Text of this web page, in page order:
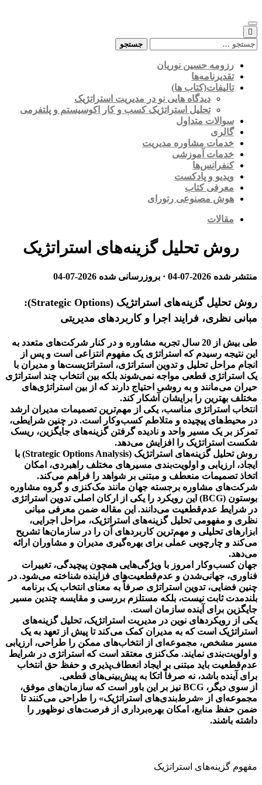
to
content
جستجو
رزومه حسین نوریان
تقدیرنامه‌ها
تالیفات(کتاب ها)
دیدگاه هایی نو در مدیریت استراتژیک
تحلیل استراتژیک کسب و کار اکوسیستم و پلتفرمی
سوالات متداول
گالری
خدمات مشاوره مدیریت
خدمات آموزشی
کنفرانس‌ها
ویدیو و پادکست
معرفی کتاب
هوش مصنوعی رتورای
مقالات
روش تحلیل گزینه‌های استراتژیک
منتشر شده 2026-07-04 · بروزرسانی شده 2026-07-04
روش تحلیل گزینه‌های استراتژیک (Strategic Options):
مبانی نظری، فرایند اجرا و کاربردهای مدیریتی
طی بیش از 20 سال تجربه مشاوره و در کنار شرکت‌های متعدد به
این نتیجه رسیدم که استراتژی یک مفهوم انتزاعی است و پس از
انجام مراحل تحلیل و تدوین استراتژی، استراتژیست‌ها و مدیران با
یک استراتژی قطعی مواجه نمی‌شوند بلکه بین انتخاب چند استراتژی
حیران می‌مانند و به روشی احتیاج دارند که از بین استراتژی‌های
مختلف بهترین را برایشان آشکار کند.
انتخاب استراتژی مناسب، یکی از مهم‌ترین تصمیمات مدیران ارشد
در محیط‌های پیچیده و متلاطم کسب‌وکار است. در چنین شرایطی،
تمرکز بر یک مسیر واحد و نادیده گرفتن گزینه‌های جایگزین، ریسک
شکست استراتژیک را افزایش می‌دهد.
روش تحلیل گزینه‌های استراتژیک (Strategic Options Analysis) با
ایجاد، ارزیابی و اولویت‌بندی مسیرهای مختلف راهبردی، امکان
اتخاذ تصمیمات منعطف و مبتنی بر شواهد را فراهم می‌کند.
شرکت‌های مشاوره برجسته جهان مانند مک‌کنزی و گروه مشاوره
بوستون (BCG) این رویکرد را یکی از ارکان اصلی تدوین استراتژی
در شرایط عدم‌قطعیت می‌دانند. این مقاله ضمن معرفی مبانی
نظری و مفهومی تحلیل گزینه‌های استراتژیک، مراحل اجرایی،
ابزارهای تحلیلی و مهم‌ترین کاربردهای آن را در سازمان‌ها تشریح
می‌کند و چارچوبی عملی برای بهره‌گیری مدیران و مشاوران ارائه
می‌دهد.
جهان کسب‌وکار امروز با ویژگی‌هایی همچون پیچیدگی، تغییرات
فناوری، جهانی‌شدن و عدم‌قطعیت‌های فزاینده شناخته می‌شود. در
چنین فضایی، تدوین استراتژی صرفاً به معنای انتخاب یک برنامه
بلندمدت ثابت نیست، بلکه مستلزم بررسی و مقایسه چندین مسیر
جایگزین برای آینده سازمان است.
یکی از رویکردهای نوین در مدیریت استراتژیک، تحلیل گزینه‌های
استراتژیک است که به مدیران کمک می‌کند تا پیش از تعهد به یک
مسیر مشخص، مجموعه‌ای از انتخاب‌های ممکن را طراحی، ارزیابی
و اولویت‌بندی نمایند. مک‌کنزی معتقد است که استراتژی در شرایط
عدم‌قطعیت باید مبتنی بر ایجاد انعطاف‌پذیری و حفظ حق انتخاب
برای آینده باشد، نه صرفاً اتکا به پیش‌بینی‌های قطعی.
از سوی دیگر، BCG نیز بر این باور است که سازمان‌های موفق،
مجموعه‌ای از «شرط‌بندی‌های استراتژیک» را طراحی می‌کنند تا
ضمن حفظ منابع، امکان بهره‌برداری از فرصت‌های نوظهور را
داشته باشند.
مفهوم گزینه‌های استراتژیک